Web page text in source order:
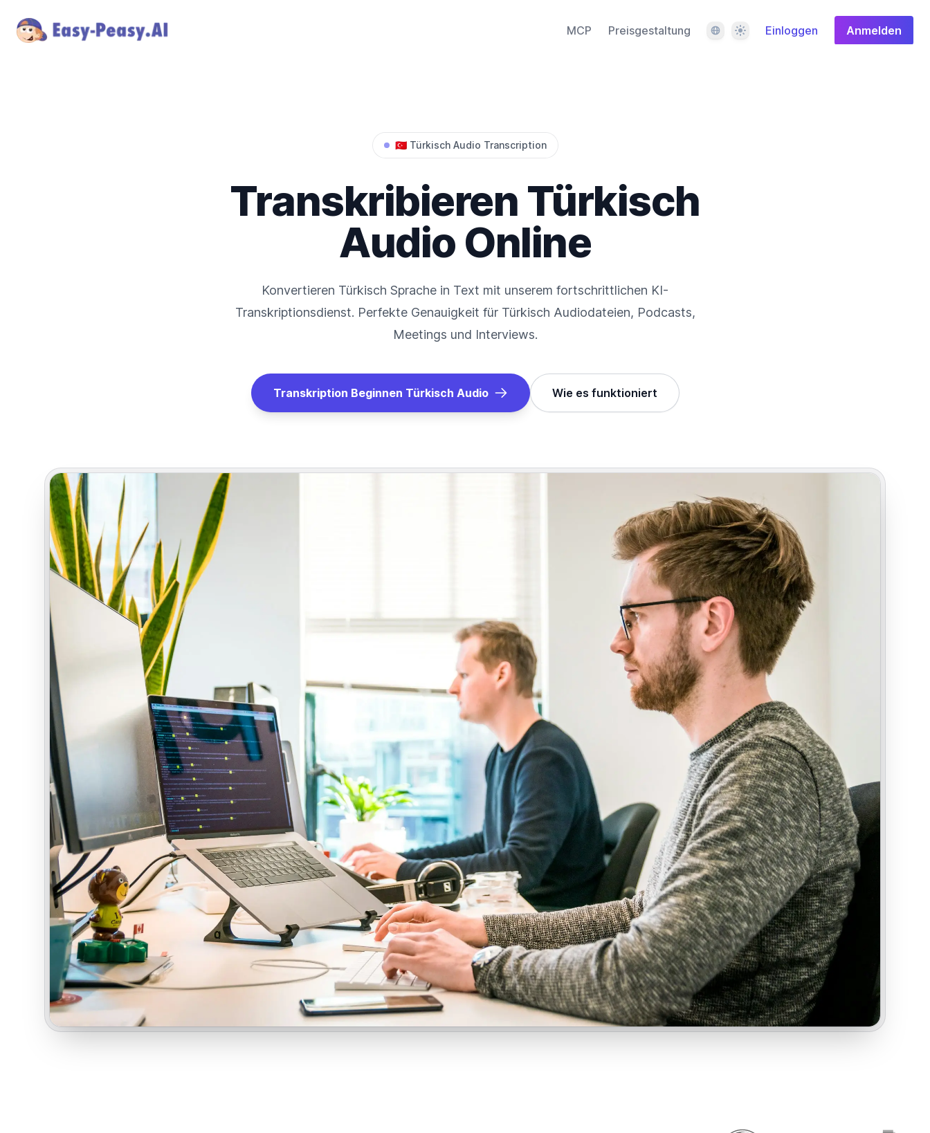
MCP Preisgestaltung SpracheDesign Einloggen Anmelden
🇹🇷 Türkisch Audio Transcription
Transkribieren Türkisch
Audio Online
Konvertieren Türkisch Sprache in Text mit unserem fortschrittlichen KI-
Transkriptionsdienst. Perfekte Genauigkeit für Türkisch Audiodateien, Podcasts,
Meetings und Interviews.
Transkription Beginnen Türkisch Audio Wie es funktioniert